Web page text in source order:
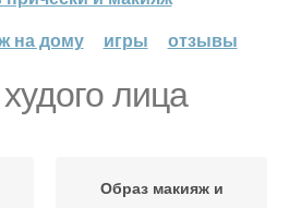
на дому
игры отзывы
лица
Образ макияж и